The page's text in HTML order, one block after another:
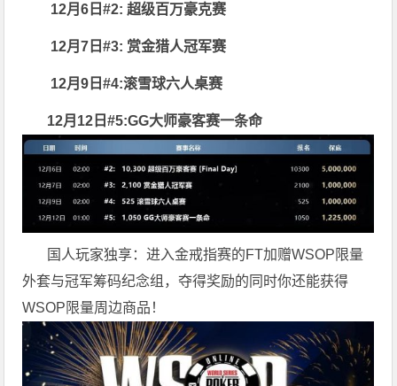
12月6日#2: 超级百万豪克赛
12月7日#3: 赏金猎人冠军赛
12月9日#4:滚雪球六人桌赛
12月12日#5:GG大师豪客赛一条命
国人玩家独享：进入金戒指赛的FT加赠WSOP限量
外套与冠军筹码纪念组，夺得奖励的同时你还能获得
WSOP限量周边商品！